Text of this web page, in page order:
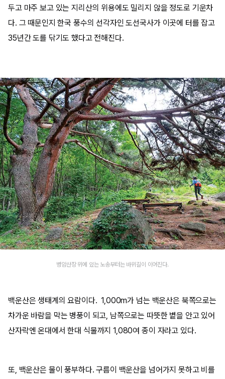
두고 마주 보고 있는 지리산의 위용에도 밀리지 않을 정도로 기운차
다. 그 때문인지 한국 풍수의 선각자인 도선국사가 이곳에 터를 잡고
35년간 도를 닦기도 했다고 전해진다.
병암산장 위에 있는 노송부터는 바위길이 이어진다.
백운산은 생태계의 요람이다. 1,000m가 넘는 백운산은 북쪽으로는
차가운 바람을 막는 병풍이 되고, 남쪽으로는 따뜻한 볕을 안고 있어
산자락엔 온대에서 한대 식물까지 1,080여 종이 자라고 있다.
또, 백운산은 물이 풍부하다. 구름이 백운산을 넘어가지 못하고 비를